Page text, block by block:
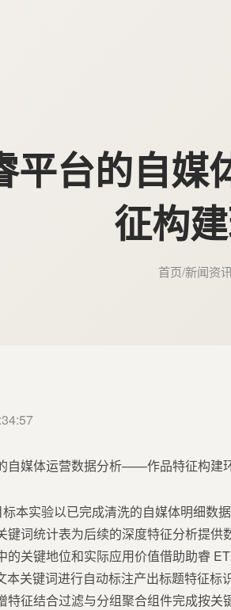
平台的自
征构
首页/新闻资讯
本实验以已完成清洗的自媒体明细数
键词统计表为后续的深度特征分析提
的关键地位和实际应用价值借助助睿
本关键词进行自动标注产出标题特征
特征结合过滤与分组聚合组件完成按